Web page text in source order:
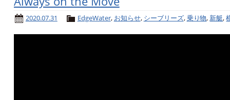
2020.07.31 EdgeWater, お知らせ, シーブリーズ,乗り物, 新艇,